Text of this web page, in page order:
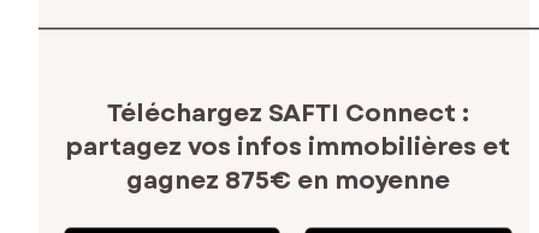
Téléchargez SAFTI Connect :
partagez vos infos immobilières et
gagnez 875€ en moyenne